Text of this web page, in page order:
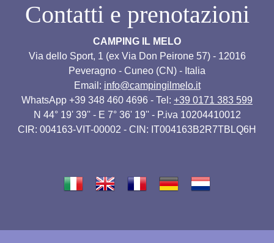
Contatti e prenotazioni
CAMPING IL MELO
Via dello Sport, 1 (ex Via Don Peirone 57) - 12016
Peveragno - Cuneo (CN) - Italia
Email: info@campingilmelo.it
WhatsApp +39 348 460 4696 - Tel: +39 0171 383 599
N 44° 19' 39'' - E 7° 36' 19'' - P.iva 10204410012
CIR: 004163-VIT-00002 - CIN: IT004163B2R7TBLQ6H